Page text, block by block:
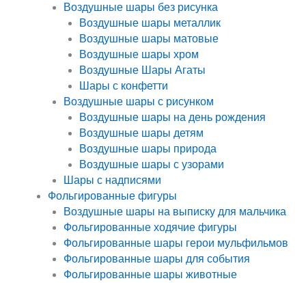
Воздушные шары без рисунка
Воздушные шары металлик
Воздушные шары матовые
Воздушные шары хром
Воздушные Шары Агаты
Шары с конфетти
Воздушные шары с рисунком
Воздушные шары на день рождения
Воздушные шары детям
Воздушные шары природа
Воздушные шары с узорами
Шары с надписями
Фольгированные фигуры
Воздушные шары на выписку для мальчика
Фольгированные ходячие фигуры
Фольгированные шары герои мульфильмов
Фольгированные шары для события
Фольгированные шары животные